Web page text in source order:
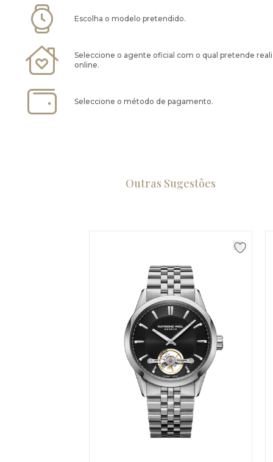
Escolha o modelo pretendido.
Seleccione o agente oficial com o qual pretende
online.
Seleccione o método de pagamento.
Outras Sugestões